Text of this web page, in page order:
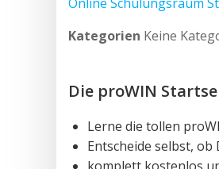
Kategorien Keine
Die proWIN
Lerne die tollen
Entscheide selbst,